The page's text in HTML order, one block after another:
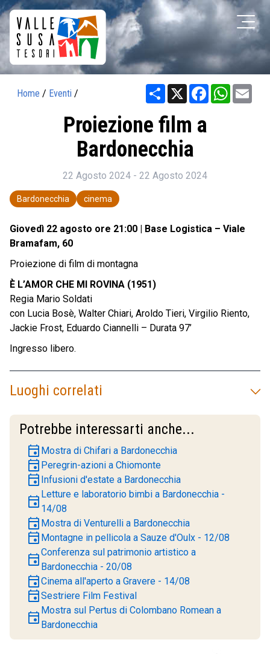
Home / Eventi / Share X Facebook
Proiezione film a
Bardonecchia
22 Agosto 2024 - 22 Agosto 2024
Bardonecchia cinema
Giovedì 22 agosto ore 21:00 | Base Logistica – Viale
Bramafam, 60
Proiezione di film di montagna
È L’AMOR CHE MI ROVINA (1951)
Regia Mario Soldati
con Lucia Bosè, Walter Chiari, Aroldo Tieri, Virgilio Riento,
Jackie Frost, Eduardo Ciannelli – Durata 97’
Ingresso libero.
Luoghi correlati
Potrebbe interessarti anche...
event Mostra di Chifari a Bardonecchia
event Peregrin-azioni a Chiomonte
event Infusioni d'estate a Bardonecchia
event Letture e laboratorio bimbi a Bardonecchia -
14/08
event Mostra di Venturelli a Bardonecchia
event Montagne in pellicola a Sauze d'Oulx - 12/08
eventConferenza sul patrimonio artistico a
Bardonecchia - 20/08
eventCinema all'aperto a Gravere - 14/08
eventSestriere Film Festival
event Mostra sul Pertus di Colombano Romean a
Bardonecchia